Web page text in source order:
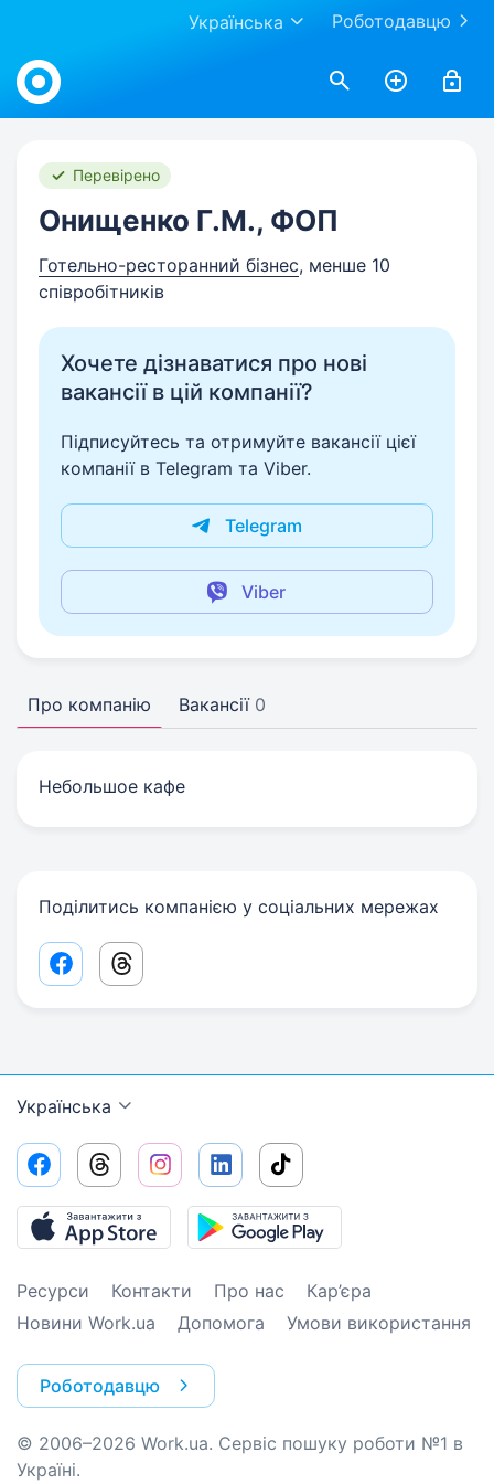
Роботодавцю
Українська
Work.ua
Перевірено
Онищенко Г.М., ФОП
Готельно-ресторанний бізнес, менше 10
співробітників
Хочете дізнаватися про нові
вакансії в цій компанії?
Підписуйтесь та отримуйте вакансії цієї
компанії в Telegram та Viber.
Telegram
Viber
Про компанію Вакансії 0
Небольшое кафе
Поділитись компанією у соціальних мережах
Facebook share link
Threads share link
Українська
Ресурси Контакти Про нас
Кар’єра
Новини Work.ua
Допомога Умови використання
Роботодавцю
© 2006–2026 Work.ua. Сервіс пошуку роботи №1 в
Україні.